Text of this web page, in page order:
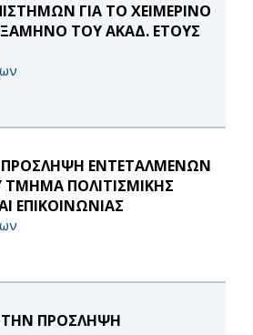
ΓΙΑ ΤΟ ΧΕΙΜΕΡΙΝΌ
ΤΟΥ ΑΚΑΔ. ΈΤΟΥΣ
ΠΡΌΣΛΗΨΗ ΕΝΤΕΤΑΛΜΈΝΩΝ
ΤΜΉΜΑ ΠΟΛΙΤΙΣΜΙΚΉΣ
ΕΠΙΚΟΙΝΩΝΊΑΣ
ΤΗΝ ΠΡΟΣΛΗΨΗ